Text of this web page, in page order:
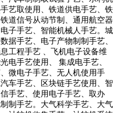
艺取使用、铁道供电手艺、铁
道信号从动节制、通用航空器
子手艺、智能机械人手艺。城
据手艺、电子产物制制手艺、
工程手艺 、飞机电子设备维
电手艺使用、 集成电手艺、
微电子手艺、无人机使用手
车手艺、区块链手艺使用、智
手艺、使用电子手艺、取办
制手艺。大气科学手艺、大气